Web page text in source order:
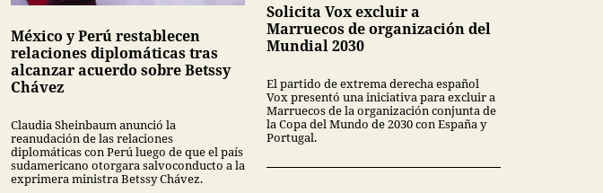
México y Perú restablecen
relaciones diplomáticas tras
alcanzar acuerdo sobre Betssy
Chávez
Claudia Sheinbaum anunció la
reanudación de las relaciones
diplomáticas con Perú luego de que el país
sudamericano otorgara salvoconducto a la
exprimera ministra Betssy Chávez.
Solicita Vox excluir a
Marruecos de organización del
Mundial 2030
El partido de extrema derecha español
Vox presentó una iniciativa para excluir a
Marruecos de la organización conjunta de
la Copa del Mundo de 2030 con España y
Portugal.